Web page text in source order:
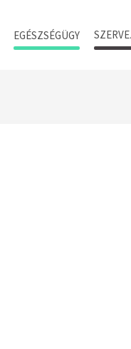
EGÉSZSÉGÜGY